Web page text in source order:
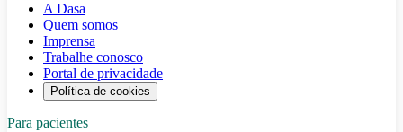
A Dasa
Quem somos
Imprensa
Trabalhe conosco
Portal de privacidade
Política de cookies
Para pacientes